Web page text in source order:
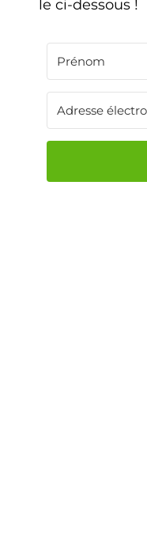
le ci-dessous !